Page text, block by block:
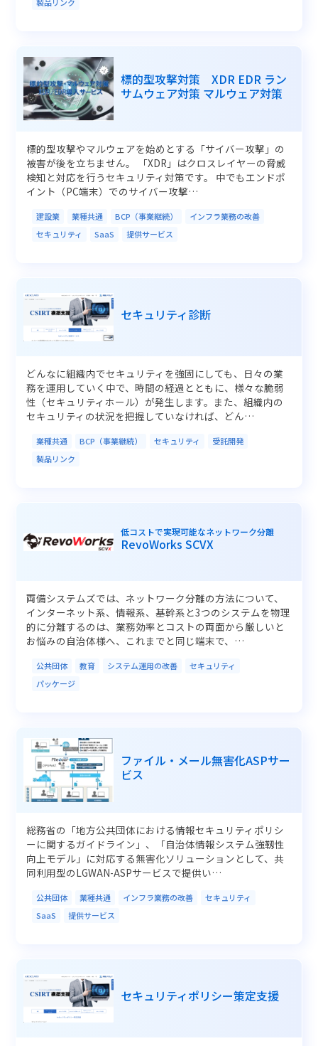
標的型攻撃対策 XDR EDR ラン
サムウェア対策 マルウェア対策
標的型攻撃やマルウェアを始めとする「サイバー攻撃」の
被害が後を立ちません。 「XDR」はクロスレイヤーの脅威
検知と対応を行うセキュリティ対策です。 中でもエンドポ
イント（PC端末）でのサイバー攻撃…
建設業 業種共通 BCP（事業継続）
インフラ業務の改善
セキュリティ
SaaS 提供サービス
セキュリティ診断
どんなに組織内でセキュリティを強固にしても、日々の業
務を運用していく中で、時間の経過とともに、様々な脆弱
性（セキュリティホール）が発生します。また、組織内の
セキュリティの状況を把握していなければ、どん…
業種共通 BCP（事業継続） セキュリティ
受託開発
製品リンク
低コストで実現可能なネットワーク分離
RevoWorks SCVX
両備システムズでは、ネットワーク分離の方法について、
インターネット系、情報系、基幹系と3つのシステムを物理
的に分離するのは、業務効率とコストの両面から厳しいと
お悩みの自治体様へ、これまでと同じ端末で、…
公共団体 教育 システム運用の改善
セキュリティ
パッケージ
ファイル・メール無害化ASPサー
ビス
総務省の「地方公共団体における情報セキュリティポリシ
ーに関するガイドライン」、「自治体情報システム強靱性
向上モデル」に対応する無害化ソリューションとして、共
同利用型のLGWAN-ASPサービスで提供い…
公共団体 業種共通 インフラ業務の改善
セキュリティ
SaaS
提供サービス
セキュリティポリシー策定支援